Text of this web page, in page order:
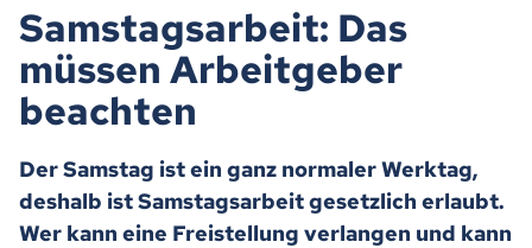
Samstagsarbeit: Das
müssen Arbeitgeber
beachten
Der Samstag ist ein ganz normaler Werktag,
deshalb ist Samstagsarbeit gesetzlich erlaubt.
Wer kann eine Freistellung verlangen und kann